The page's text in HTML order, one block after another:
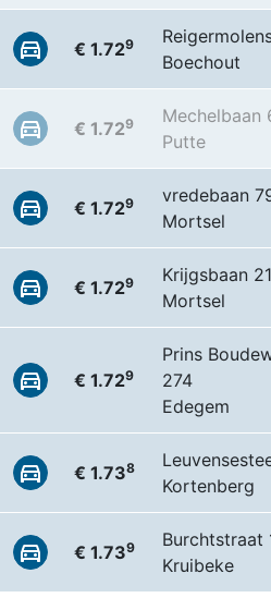
€ 1.729
Boechout
€ 1.729
Mechelbaan
Putte
€ 1.729
vredebaan
Mortsel
€ 1.729
Krijgsbaan
Mortsel
€ 1.729
Prins
274
Edegem
€ 1.738
Kortenberg
€ 1.739
Burchtstraat
Kruibeke